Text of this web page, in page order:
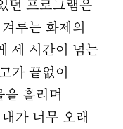
던 프로그램은
루는 화제의
세 시간이 넘는
가 끝없이
흘리며
가 너무 오래